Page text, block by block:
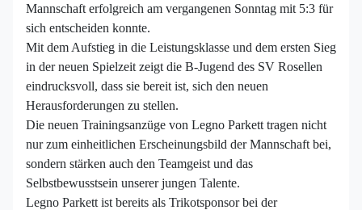
Mannschaft erfolgreich am vergangenen Sonntag mit 5:3 für
sich entscheiden konnte.
Mit dem Aufstieg in die Leistungsklasse und dem ersten Sieg
in der neuen Spielzeit zeigt die B-Jugend des SV Rosellen
eindrucksvoll, dass sie bereit ist, sich den neuen
Herausforderungen zu stellen.
Die neuen Trainingsanzüge von Legno Parkett tragen nicht
nur zum einheitlichen Erscheinungsbild der Mannschaft bei,
sondern stärken auch den Teamgeist und das
Selbstbewusstsein unserer jungen Talente.
Legno Parkett ist bereits als Trikotsponsor bei der